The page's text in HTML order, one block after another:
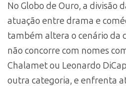
No Globo de Ouro, a divisão
atuação entre drama e
também altera o cenário da
não concorre com nomes
Chalamet ou Leonardo
outra categoria, e enfrenta